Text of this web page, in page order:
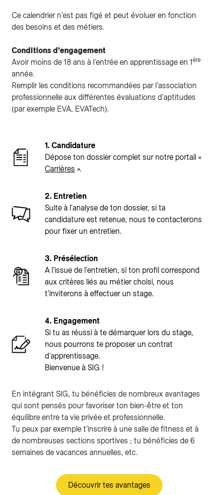
Ce calendrier n'est pas figé et peut évoluer en fonction
des besoins et des métiers.
Conditions d’engagement
Avoir moins de 18 ans à l’entrée en apprentissage en 1ère
année.
Remplir les conditions recommandées par l’association
professionnelle aux différentes évaluations d'aptitudes
(par exemple EVA, EVATech).
1. Candidature
Dépose ton dossier complet sur notre portail «
Carrières ».
2. Entretien
Suite à l'analyse de ton dossier, si ta
candidature est retenue, nous te contacterons
pour fixer un entretien.
3. Présélection
A l'issue de l'entretien, si ton profil correspond
aux critères liés au métier choisi, nous
t'inviterons à effectuer un stage.
4. Engagement
Si tu as réussi à te démarquer lors du stage,
nous pourrons te proposer un contrat
d'apprentissage.
Bienvenue à SIG !
En intégrant SIG, tu bénéficies de nombreux avantages
qui sont pensés pour favoriser ton bien-être et ton
équilibre entre ta vie privée et professionnelle.
Tu peux par exemple t'inscrire à une salle de fitness et à
de nombreuses sections sportives ; tu bénéficies de 6
semaines de vacances annuelles, etc.
Découvrir tes avantages